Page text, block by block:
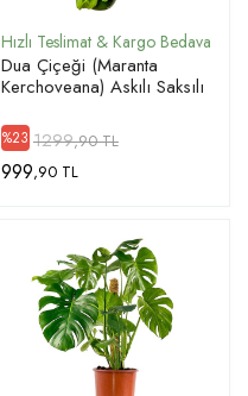
Dua Çiçeği (Maranta
Kerchoveana) Askılı Saksılı
%23 1299,90 TL
999,90 TL